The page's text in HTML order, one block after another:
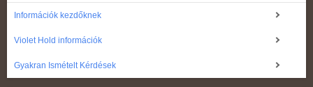
Információk kezdőknek
Violet Hold információk
Gyakran Ismételt Kérdések